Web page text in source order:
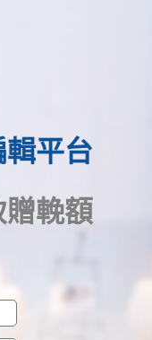
平台
輓額